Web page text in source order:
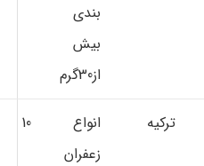
بندي
بيش
از30گرم
ترکيه
انواع
زعفران
10